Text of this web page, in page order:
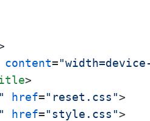
content=
>
href="reset.css">
href="style.css">